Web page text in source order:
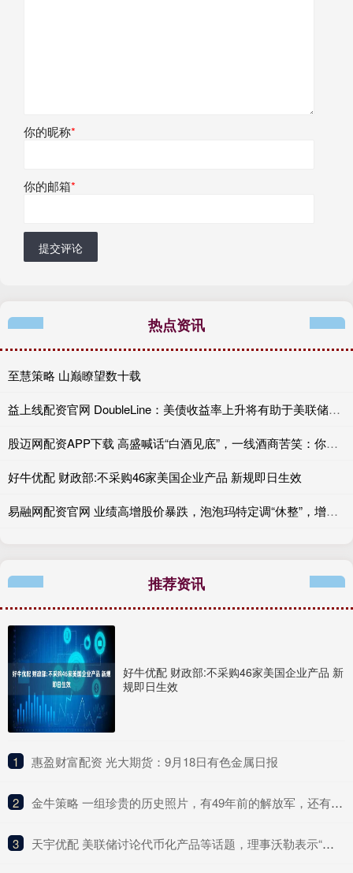
你的昵称*
你的邮箱*
提交评论
热点资讯
至慧策略 山巅瞭望数十载
益上线配资官网 DoubleLine：美债收益率上升将有助于美联储维持利率不变
股迈网配资APP下载 高盛喊话“白酒见底”，一线酒商苦笑：你管这叫复苏？
好牛优配 财政部:不采购46家美国企业产品 新规即日生效
易融网配资官网 业绩高增股价暴跌，泡泡玛特定调“休整”，增长天花板到了吗？
推荐资讯
好牛优配 财政部:不采购46家美国企业产品 新
规即日生效
1 ​惠盈财富配资 光大期货：9月18日有色金属日报
2 ​金牛策略 一组珍贵的历史照片，有49年前的解放军，还有清朝时期的小太监
3 ​天宇优配 美联储讨论代币化产品等话题，理事沃勒表示“积极拥抱支付创新”